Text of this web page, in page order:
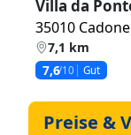
Villa da
35010
7,1 km
7,6/10 Gut
Preise &